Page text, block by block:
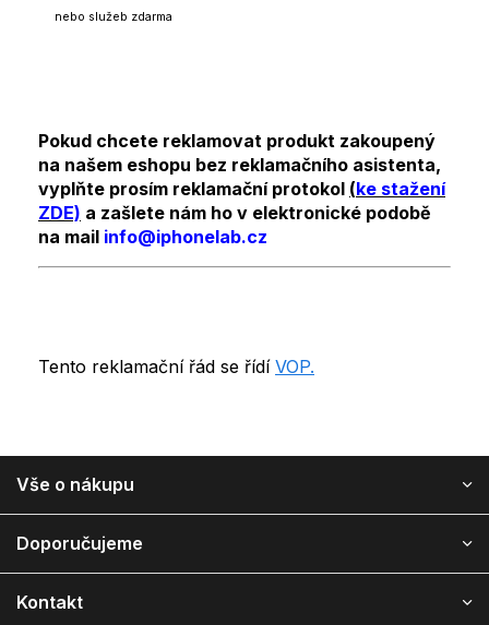
nebo služeb zdarma
Pokud chcete reklamovat produkt zakoupený
na našem eshopu bez reklamačního asistenta,
vyplňte prosím reklamační protokol (ke stažení
ZDE) a zašlete nám ho v elektronické podobě
na mail info@iphonelab.cz
Tento reklamační řád se řídí VOP.
Z
Vše o nákupu
Doporučujeme
Kontakt